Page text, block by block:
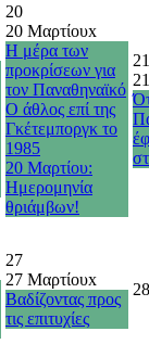
20
20 Μαρτίουx
Η μέρα των
προκρίσεων για
τον Παναθηναϊκό
Ο άθλος επί της
Γκέτεμποργκ το
1985
20 Μαρτίου:
Ημερομηνία
θριάμβων!
21
27
27 Μαρτίουx
Βαδίζοντας προς
τις επιτυχίες
28